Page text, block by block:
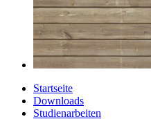
Startseite
Downloads
Studienarbeiten